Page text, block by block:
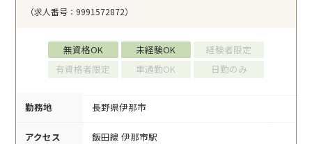
（求人番号：9991572872）
無資格OK 未経験OK
経験者限定
有資格者限定
車通勤OK 日勤のみ
勤務地 長野県伊那市
アクセス 飯田線 伊那市駅